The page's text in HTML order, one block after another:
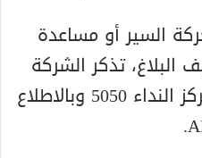
السير أو مساعدة
البلاغ، تذكر الشركة
المستعملين بالاتصال بمركز النداء 5050 وبالاطلاع